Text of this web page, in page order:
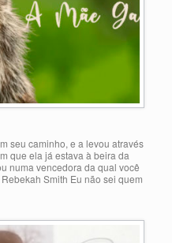
seu caminho, e a levou através
que ela já estava à beira da
numa vencedora da qual você
Smith Eu não sei quem